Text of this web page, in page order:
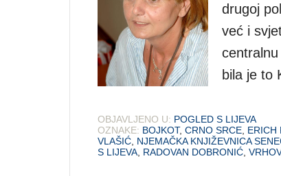
drugoj
već i
bila je to
OBJAVLJENO U: POGLED S LIJEVA
OZNAKE: BOJKOT, CRNO SRCE, ERICH
VLAŠIĆ, NJEMAČKA KNJIŽEVNICA
S LIJEVA, RADOVAN DOBRONIĆ,